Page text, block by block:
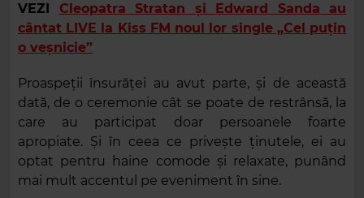
VEZI Cleopatra Stratan și Edward Sanda au
cântat LIVE la Kiss FM noul lor single „Cel puțin
o veșnicie”
Proaspeții însurăței au avut parte, și de această
dată, de o ceremonie cât se poate de restrânsă, la
care au participat doar persoanele foarte
apropiate. Și în ceea ce privește ținutele, ei au
optat pentru haine comode și relaxate, punând
mai mult accentul pe eveniment în sine.